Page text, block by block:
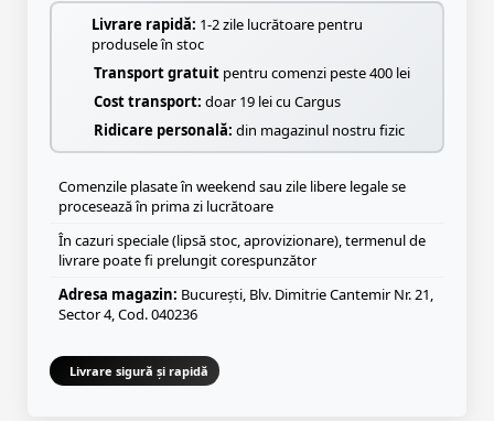
Livrare rapidă: 1-2 zile lucrătoare pentru
produsele în stoc
Transport gratuit pentru comenzi peste 400 lei
Cost transport: doar 19 lei cu Cargus
Ridicare personală: din magazinul nostru fizic
Comenzile plasate în weekend sau zile libere legale se
procesează în prima zi lucrătoare
În cazuri speciale (lipsă stoc, aprovizionare), termenul de
livrare poate fi prelungit corespunzător
Adresa magazin: București, Blv. Dimitrie Cantemir Nr. 21,
Sector 4, Cod. 040236
Livrare sigură și rapidă